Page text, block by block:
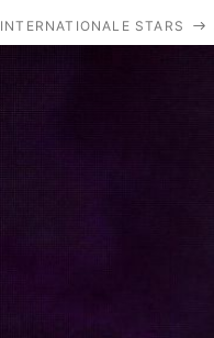
INTERNATIONALE STARS